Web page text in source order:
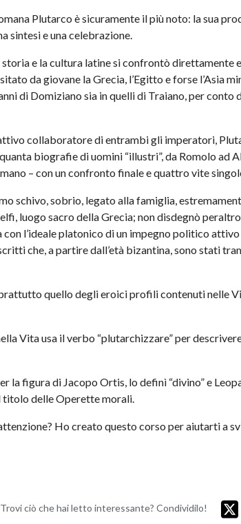
Plutarco è sicuramente il più noto: la sua
sintesi e una celebrazione.
e la cultura latine si confrontò direttamente
da giovane la Grecia, l’Egitto e forse l’Asia
di Domiziano sia in quelli di Traiano, per conto
collaboratore di entrambi gli imperatori,
biografie di uomini “illustri”, da Romolo ad
– con un confronto finale e quattro vite
schivo, sobrio, legato alla famiglia,
luogo sacro della Grecia; non disdegnò
l’ideale platonico di un impegno politico
che, a partire dall’età bizantina, sono stati
quello degli eroici profili contenuti nelle
Vita usa il verbo “plutarchizzare” per
la figura di Jacopo Ortis, lo definì “divino” e
titolo delle Operette morali.
Ho creato questo corso per aiutarti a
Trovi ciò che hai letto interessante? Condividilo!